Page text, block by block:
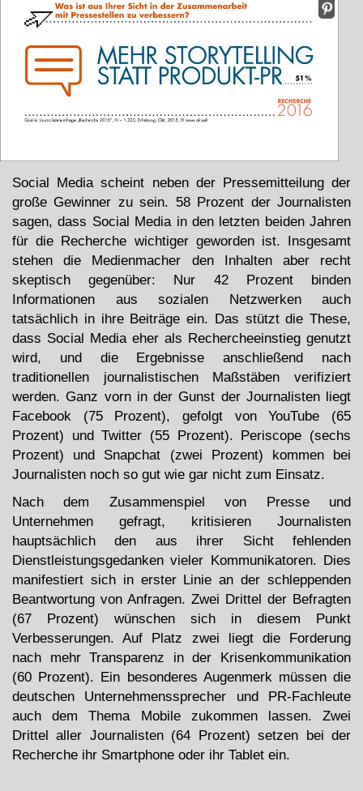
Social Media scheint neben der Pressemitteilung der
große Gewinner zu sein. 58 Prozent der Journalisten
sagen, dass Social Media in den letzten beiden Jahren
für die Recherche wichtiger geworden ist. Insgesamt
stehen die Medienmacher den Inhalten aber recht
skeptisch gegenüber: Nur 42 Prozent binden
Informationen aus sozialen Netzwerken auch
tatsächlich in ihre Beiträge ein. Das stützt die These,
dass Social Media eher als Rechercheeinstieg genutzt
wird, und die Ergebnisse anschließend nach
traditionellen journalistischen Maßstäben verifiziert
werden. Ganz vorn in der Gunst der Journalisten liegt
Facebook (75 Prozent), gefolgt von YouTube (65
Prozent) und Twitter (55 Prozent). Periscope (sechs
Prozent) und Snapchat (zwei Prozent) kommen bei
Journalisten noch so gut wie gar nicht zum Einsatz.
Nach dem Zusammenspiel von Presse und
Unternehmen gefragt, kritisieren Journalisten
hauptsächlich den aus ihrer Sicht fehlenden
Dienstleistungsgedanken vieler Kommunikatoren. Dies
manifestiert sich in erster Linie an der schleppenden
Beantwortung von Anfragen. Zwei Drittel der Befragten
(67 Prozent) wünschen sich in diesem Punkt
Verbesserungen. Auf Platz zwei liegt die Forderung
nach mehr Transparenz in der Krisenkommunikation
(60 Prozent). Ein besonderes Augenmerk müssen die
deutschen Unternehmenssprecher und PR-Fachleute
auch dem Thema Mobile zukommen lassen. Zwei
Drittel aller Journalisten (64 Prozent) setzen bei der
Recherche ihr Smartphone oder ihr Tablet ein.